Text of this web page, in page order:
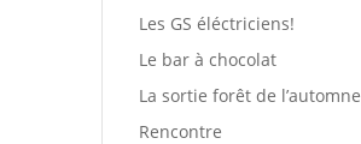
Les GS éléctriciens!
Le bar à chocolat
La sortie forêt de l’automne
Rencontre